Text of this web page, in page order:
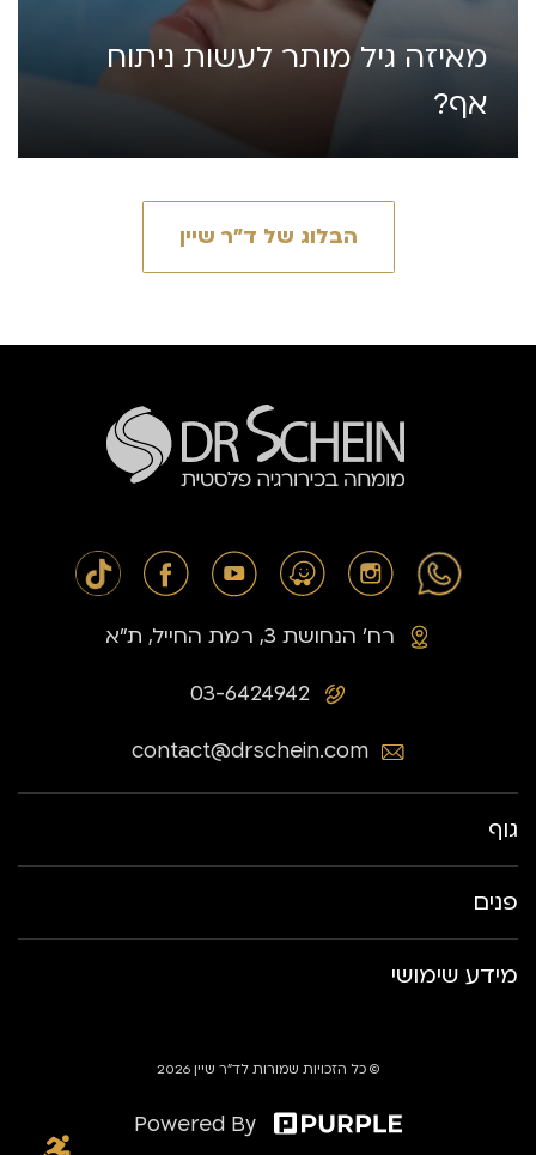
מאיזה גיל מותר לעשות ניתוח
אף?
הבלוג של ד״ר שיין
03-6424942
רח׳ הנחושת 3, רמת החייל, ת״א
contact@drschein.com
גוף
פנים
מידע שימושי
© כל הזכויות שמורות לד״ר שיין 2026
Powered By